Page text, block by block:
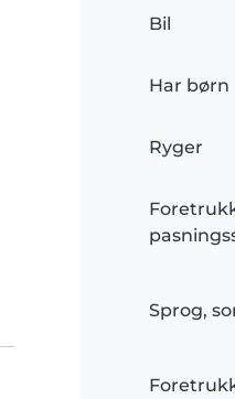
Bil
Har børn
Ryger
Sprog,